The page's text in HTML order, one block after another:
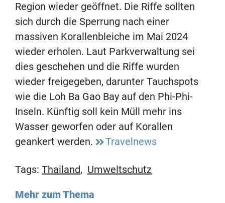
Region wieder geöffnet. Die Riffe sollten
sich durch die Sperrung nach einer
massiven Korallenbleiche im Mai 2024
wieder erholen. Laut Parkverwaltung sei
dies geschehen und die Riffe wurden
wieder freigegeben, darunter Tauchspots
wie die Loh Ba Gao Bay auf den Phi-Phi-
Inseln. Künftig soll kein Müll mehr ins
Wasser geworfen oder auf Korallen
geankert werden.
Travelnews
Tags: Thailand, Umweltschutz
Mehr zum Thema